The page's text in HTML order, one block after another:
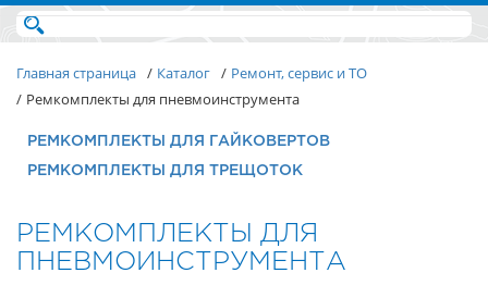
Главная страница / Каталог / Ремонт, сервис и ТО
/ Ремкомплекты для пневмоинструмента
РЕМКОМПЛЕКТЫ ДЛЯ ГАЙКОВЕРТОВ
РЕМКОМПЛЕКТЫ ДЛЯ ТРЕЩОТОК
РЕМКОМПЛЕКТЫ ДЛЯ
ПНЕВМОИНСТРУМЕНТА